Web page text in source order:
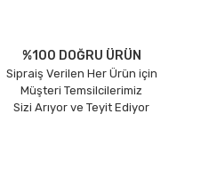
%100 DOĞRU ÜRÜN
Sipraiş Verilen Her Ürün için
Müşteri Temsilcilerimiz
Sizi Arıyor ve Teyit Ediyor